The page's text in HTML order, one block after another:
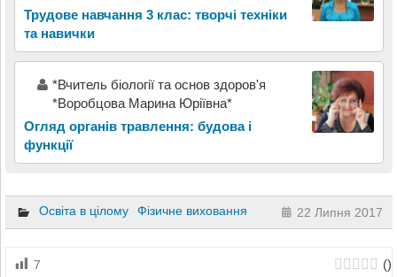
Трудове навчання 3 клас: творчі техніки
та навички
*Вчитель біології та основ здоров'я
*Воробцова Марина Юріївна*
Огляд органів травлення: будова і
функції
Освіта в цілому Фізичне виховання 22 Липня 2017
7 ()